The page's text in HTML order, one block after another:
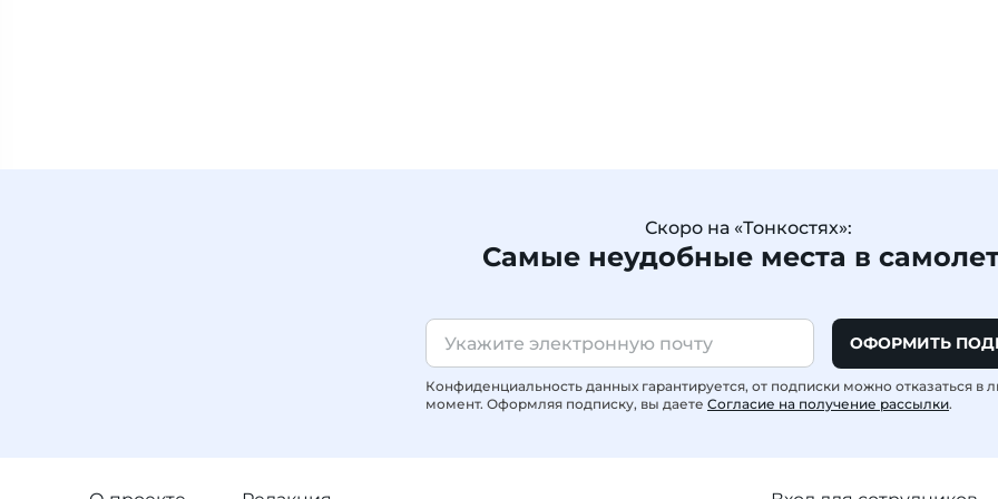
Скоро на «Тонкостях»:
Самые неудобные места в
ОФОРМИТЬ
Конфиденциальность данных гарантируется, от подписки можно отказаться в
момент. Оформляя подписку, вы даете Согласие на получение рассылки.